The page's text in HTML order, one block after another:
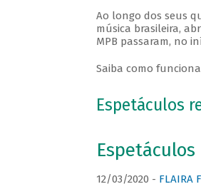
Ao longo dos seus
música brasileira,
MPB passaram, no
Saiba como
Espetáculos
12/03/2020 - FLAIRA